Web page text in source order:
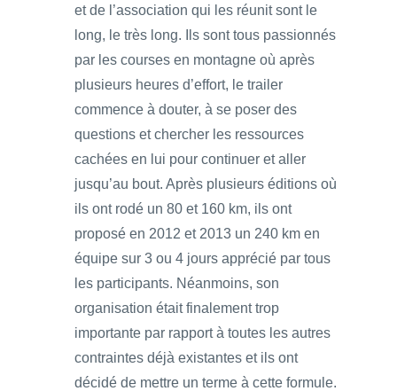
et de l’association qui les réunit sont le
long, le très long. Ils sont tous passionnés
par les courses en montagne où après
plusieurs heures d’effort, le trailer
commence à douter, à se poser des
questions et chercher les ressources
cachées en lui pour continuer et aller
jusqu’au bout. Après plusieurs éditions où
ils ont rodé un 80 et 160 km, ils ont
proposé en 2012 et 2013 un 240 km en
équipe sur 3 ou 4 jours apprécié par tous
les participants. Néanmoins, son
organisation était finalement trop
importante par rapport à toutes les autres
contraintes déjà existantes et ils ont
décidé de mettre un terme à cette formule.